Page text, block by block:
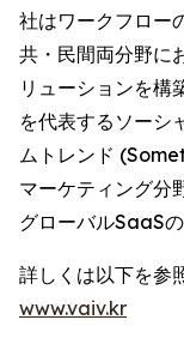
社はワークフロー
共・民間両分野に
リューションを構
を代表するソーシ
ムトレンド
マーケティング分
グローバルSaaS
詳しくは以下を参
www.vaiv.kr